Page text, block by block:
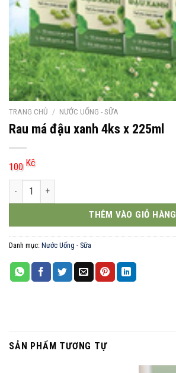
TRANG CHỦ / NƯỚC UỐNG - SỮA
Rau má đậu xanh 4ks x 225ml
100 Kč
Rau má đậu xanh 4ks x 225ml số lượng
THÊM VÀO GIỎ HÀNG
Danh mục: Nước Uống - Sữa
SẢN PHẨM TƯƠNG TỰ